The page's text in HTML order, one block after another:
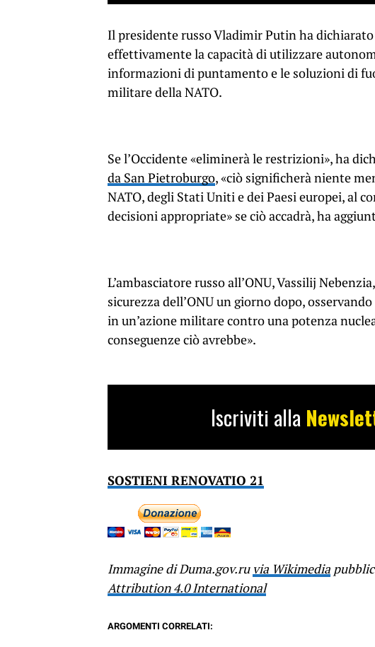
Il presidente russo Vladimir Putin ha
effettivamente la capacità di utilizzare
informazioni di puntamento e le soluzioni di
militare della NATO.
Se l’Occidente «eliminerà le restrizioni», ha
da San Pietroburgo, «ciò significherà niente
NATO, degli Stati Uniti e dei Paesi europei, al
decisioni appropriate» se ciò accadrà, ha
L’ambasciatore russo all’ONU, Vassilij
sicurezza dell’ONU un giorno dopo,
in un’azione militare contro una potenza
conseguenze ciò avrebbe».
Iscriviti alla
SOSTIENI RENOVATIO 21
Immagine di Duma.gov.ru via Wikimedia
Attribution 4.0 International
ARGOMENTI CORRELATI: